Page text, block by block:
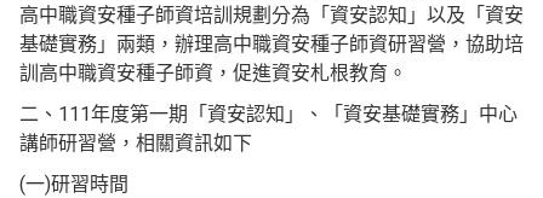
高中職資安種子師資培訓規劃分為「資安認知」以及「資安
基礎實務」兩類，辦理高中職資安種子師資研習營，協助培
訓高中職資安種子師資，促進資安札根教育。
二、111年度第一期「資安認知」、「資安基礎實務」中心
講師研習營，相關資訊如下
(一)研習時間